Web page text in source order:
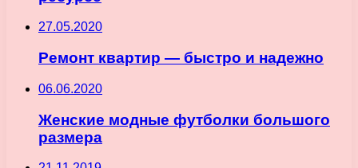
27.05.2020
Ремонт квартир — быстро и надежно
06.06.2020
Женские модные футболки большого
размера